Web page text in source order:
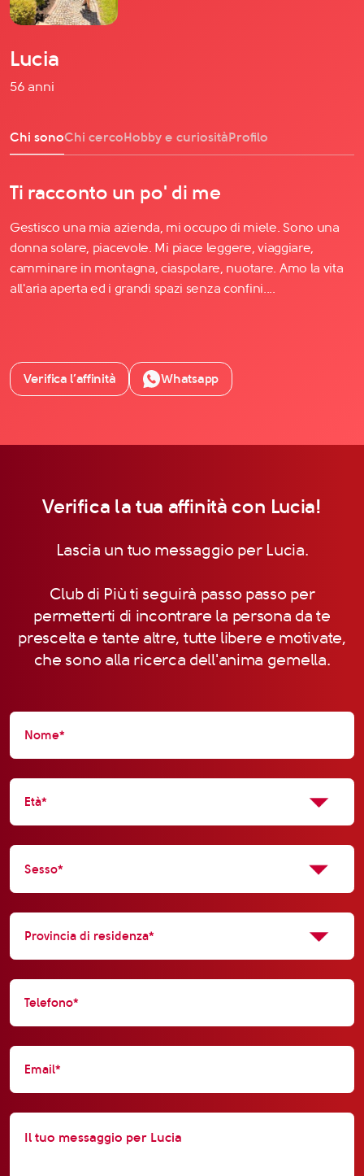
Lucia
56 anni
Chi sonoChi cercoHobby e curiositàProfilo
Ti racconto un po' di me
Gestisco una mia azienda, mi occupo di miele. Sono una
donna solare, piacevole. Mi piace leggere, viaggiare,
camminare in montagna, ciaspolare, nuotare. Amo la vita
all'aria aperta ed i grandi spazi senza confini....
Verifica l’affinità Whatsapp
Verifica la tua affinità con Lucia!
Lascia un tuo messaggio per Lucia.
Club di Più ti seguirà passo passo per
permetterti di incontrare la persona da te
prescelta e tante altre, tutte libere e motivate,
che sono alla ricerca dell'anima gemella.